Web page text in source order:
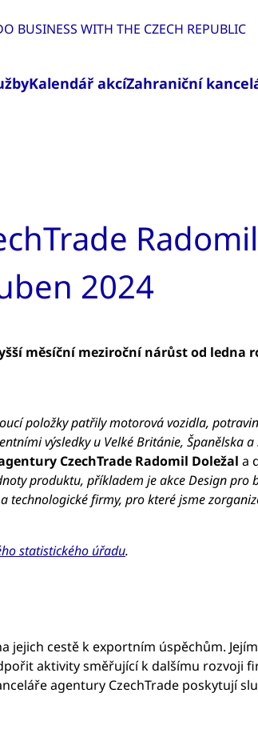
BUSINESS WITH THE CZECH REPUBLIC
Kalendář akcíZahraniční
2024
měsíční meziroční nárůst od ledna
položky patřily motorová vozidla,
výsledky u Velké Británie, Španělska a
CzechTrade Radomil Doležal a
produktu, příkladem je akce Design pro
technologické firmy, pro které jsme
statistického úřadu.
cestě k exportním úspěchům.
aktivity směřující k dalšímu rozvoji
agentury CzechTrade poskytují